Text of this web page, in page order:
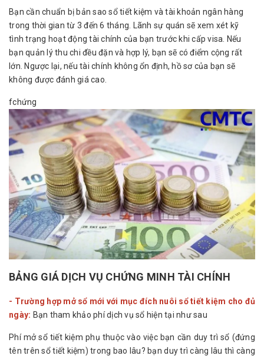
Bạn cần chuẩn bị bản sao sổ tiết kiệm và tài khoản ngân hàng
trong thời gian từ 3 đến 6 tháng. Lãnh sự quán sẽ xem xét kỹ
tình trạng hoạt động tài chính của bạn trước khi cấp visa. Nếu
bạn quản lý thu chi đều đặn và hợp lý, bạn sẽ có điểm cộng rất
lớn. Ngược lại, nếu tài chính không ổn định, hồ sơ của bạn sẽ
không được đánh giá cao.
fchứng
BẢNG GIÁ DỊCH VỤ CHỨNG MINH TÀI CHÍNH
- Trường hợp mở sổ mới với mục đích nuôi sổ tiết kiệm cho đủ
ngày: Bạn tham khảo phí dịch vụ sổ hiện tại như sau
Phí mở sổ tiết kiệm phụ thuộc vào việc bạn cần duy trì sổ (đứng
tên trên sổ tiết kiệm) trong bao lâu? bạn duy trì càng lâu thì càng